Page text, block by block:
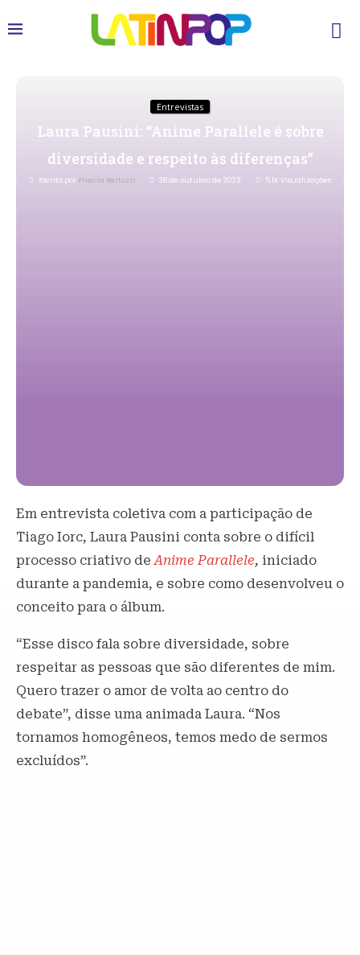
Entrevistas
Laura Pausini: “Anime Parallele é sobre
diversidade e respeito às diferenças”
Escrito por Priscila Bertozzi 28 de outubro de 2023 5,1K Visualizações
Em entrevista coletiva com a participação de
Tiago Iorc, Laura Pausini conta sobre o difícil
processo criativo deAnime Parallele, iniciado
durante a pandemia, e sobre como desenvolveu o
conceito para o álbum.
“Esse disco fala sobre diversidade, sobre
respeitar as pessoas que são diferentes de mim.
Quero trazer o amor de volta ao centro do
debate”, disse uma animada Laura. “Nos
tornamos homogêneos, temos medo de sermos
excluídos”.